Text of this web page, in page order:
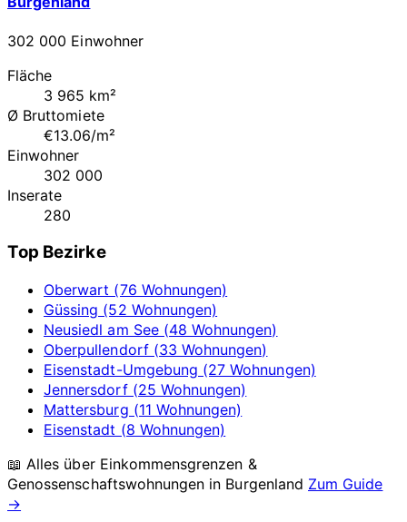
302 000 Einwohner
Fläche
3 965 km²
Ø Bruttomiete
€13.06/m²
Einwohner
302 000
Inserate
280
Top Bezirke
Oberwart (76 Wohnungen)
Güssing (52 Wohnungen)
Neusiedl am See (48 Wohnungen)
Oberpullendorf (33 Wohnungen)
Eisenstadt-Umgebung (27 Wohnungen)
Jennersdorf (25 Wohnungen)
Mattersburg (11 Wohnungen)
Eisenstadt (8 Wohnungen)
📖 Alles über Einkommensgrenzen &
Genossenschaftswohnungen in Burgenland Zum Guide
→